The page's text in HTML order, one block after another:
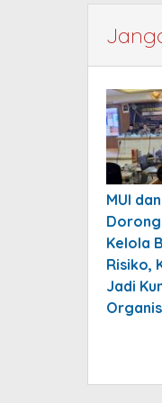
MUI
Kelola
Risiko,
Jadi